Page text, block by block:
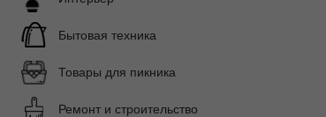
Бытовая техника
Товары для пикника
Ремонт и строительство